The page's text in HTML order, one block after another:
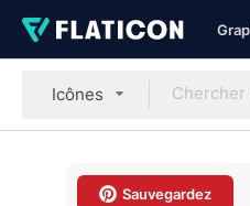
Icônes
Sauvegardez